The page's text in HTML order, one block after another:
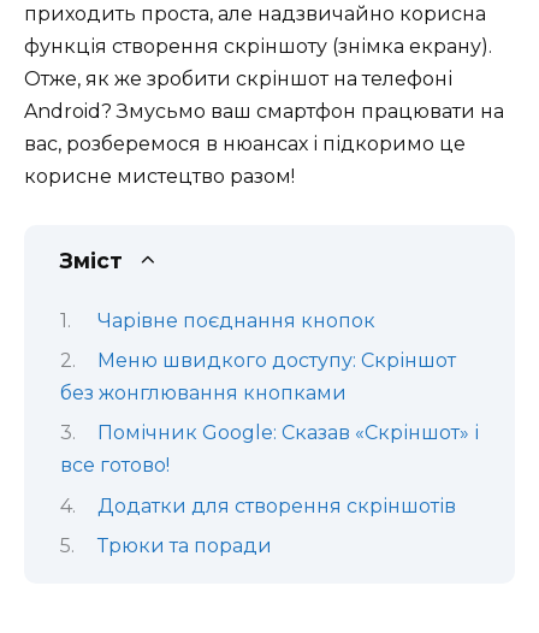
приходить проста, але надзвичайно корисна
функція створення скріншоту (знімка екрану).
Отже, як же зробити скріншот на телефоні
Android? Змусьмо ваш смартфон працювати на
вас, розберемося в нюансах і підкоримо це
корисне мистецтво разом!
Зміст
Чарівне поєднання кнопок
Меню швидкого доступу: Скріншот
без жонглювання кнопками
Помічник Google: Сказав «Скріншот» і
все готово!
Додатки для створення скріншотів
Трюки та поради